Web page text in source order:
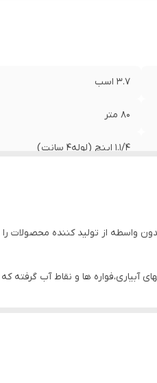
۳.۷ اسب
80 متر
۱.۱/۴ اینچ (لوله۴ سانت)
220
واسطه از تولید کننده محصولات
ها و نقاط آب گرفته که
در بین مصرف کنندگان خانگی و صنعتی